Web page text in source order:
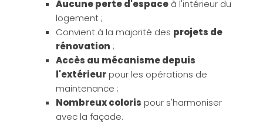
Aucune perte d'espace à l'intérieur du
logement ;
Convient à la majorité des projets de
rénovation ;
Accès au mécanisme depuis
l'extérieurpour les opérations de
maintenance ;
Nombreux coloris pour s'harmoniser
avec la façade.